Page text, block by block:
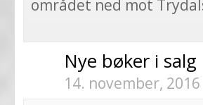
området ned mot
Nye bøker i salg
14. november, 2016